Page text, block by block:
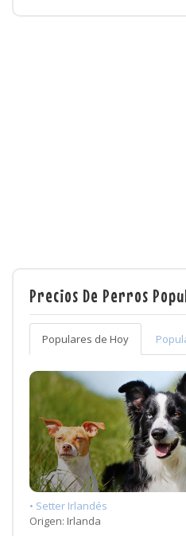
Precios De Perros
Populares de Hoy
• Setter Irlandés
Origen: Irlanda